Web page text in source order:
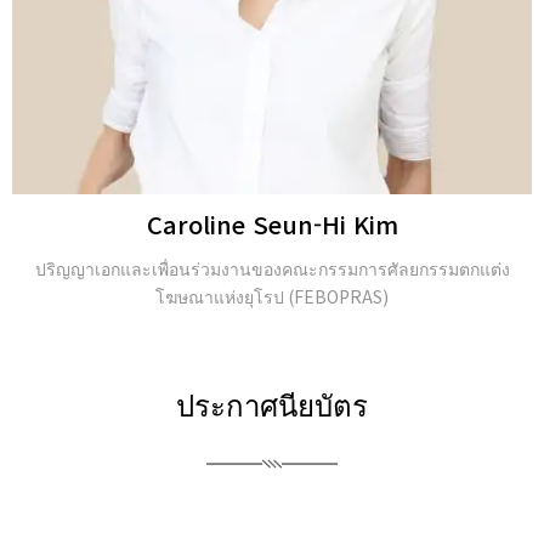
JongSeo Kim
Director of ‘Kim-JongSeo Plastic Surgery Clinic’ in
ประกาศนียบัตร